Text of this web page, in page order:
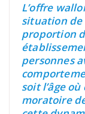
L’offre
situation de
proportion
personnes
soit l’âge
moratoire